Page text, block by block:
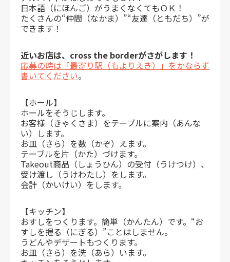
日本語（にほんご）がうまくなくてもＯＫ！
たくさんの“仲間（なかま）”“友達（ともだち）”が
できます！
近いお店は、cross the borderがさがします！
応募の時は「最寄り駅（もよりえき）」をかならず
書いてください。
【ホール】
ホールをそうじします。
お客様（きゃくさま）をテーブルに案内（あんな
い）します。
お皿（さら）を数（かぞ）えます。
テーブルを片（かた）づけます。
Takeout商品（しょうひん）の受付（うけつけ）、
受け渡し（うけわたし）をします。
会計（かいけい）をします。
【キッチン】
おすしをつくります。簡単（かんたん）です。“お
すしを握る（にぎる）”ことはしません。
うどんやデザートもつくります。
お皿（さら）を洗（あら）います。